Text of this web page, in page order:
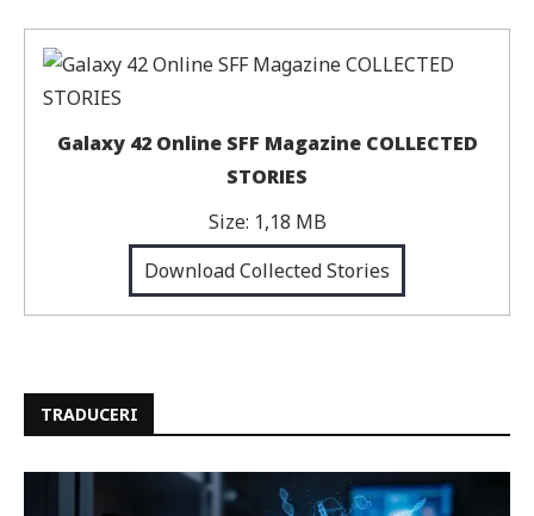
Galaxy 42 Online SFF Magazine COLLECTED
STORIES
Size: 1,18 MB
Download Collected Stories
TRADUCERI